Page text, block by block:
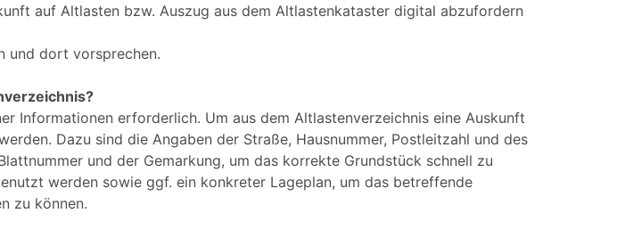
auf Altlasten bzw. Auszug aus dem Altlastenkataster digital abzufordern
und dort vorsprechen.
Informationen erforderlich. Um aus dem Altlastenverzeichnis eine Auskunft
Dazu sind die Angaben der Straße, Hausnummer, Postleitzahl und des
und der Gemarkung, um das korrekte Grundstück schnell zu
werden sowie ggf. ein konkreter Lageplan, um das betreffende
zu können.